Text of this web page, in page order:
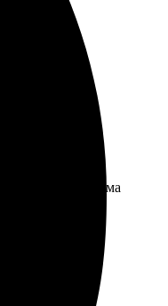
ожидала. Весьма